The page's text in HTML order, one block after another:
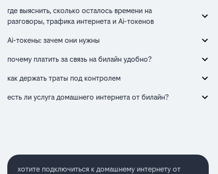
где выяснить, сколько осталось времени на
разговоры, трафика интернета и Ai-токенов
Ai-токены: зачем они нужны
почему платить за связь на билайн удобно?
как держать траты под контролем
есть ли услуга домашнего интернета от билайн?
хотите подключиться к домашнему интернету от